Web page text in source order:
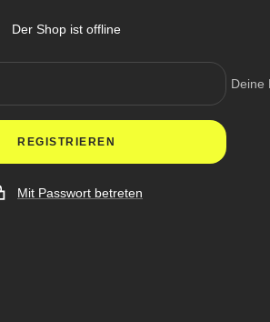
Der Shop ist offline
Deine
REGISTRIEREN
Mit Passwort betreten